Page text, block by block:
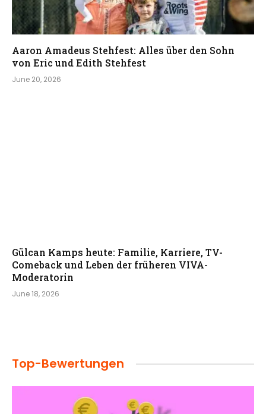
Aaron Amadeus Stehfest: Alles über den Sohn
von Eric und Edith Stehfest
June 20, 2026
Gülcan Kamps heute: Familie, Karriere, TV-
Comeback und Leben der früheren VIVA-
Moderatorin
June 18, 2026
Top-Bewertungen